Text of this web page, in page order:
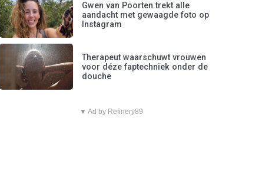
Gwen van Poorten trekt alle
aandacht met gewaagde foto op
Instagram
Therapeut waarschuwt vrouwen
voor déze faptechniek onder de
douche
▼ Ad by Refinery89